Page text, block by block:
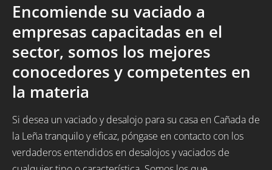
Encomiende su vaciado a
empresas capacitadas en el
sector, somos los mejores
conocedores y competentes en
la materia
Si desea un vaciado y desalojo para su casa en Cañada de
la Leña tranquilo y eficaz, póngase en contacto con los
verdaderos entendidos en desalojos y vaciados de